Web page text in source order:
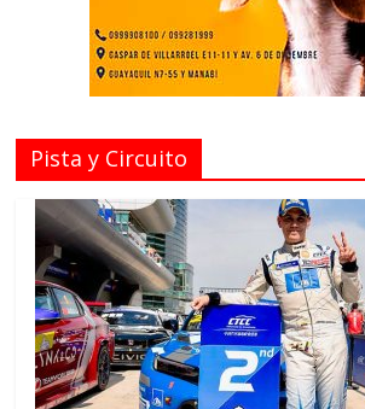
Pista y Circuito